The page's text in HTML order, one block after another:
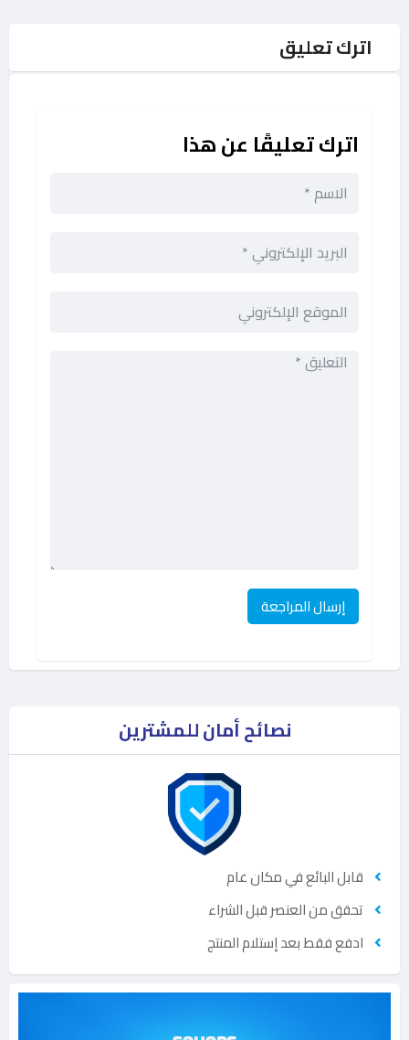
اترك تعليق
اترك تعليقًا عن هذا
نصائح أمان للمشترين
قابل البائع في مكان عام
تحقق من العنصر قبل الشراء
ادفع فقط بعد إستلام المنتج